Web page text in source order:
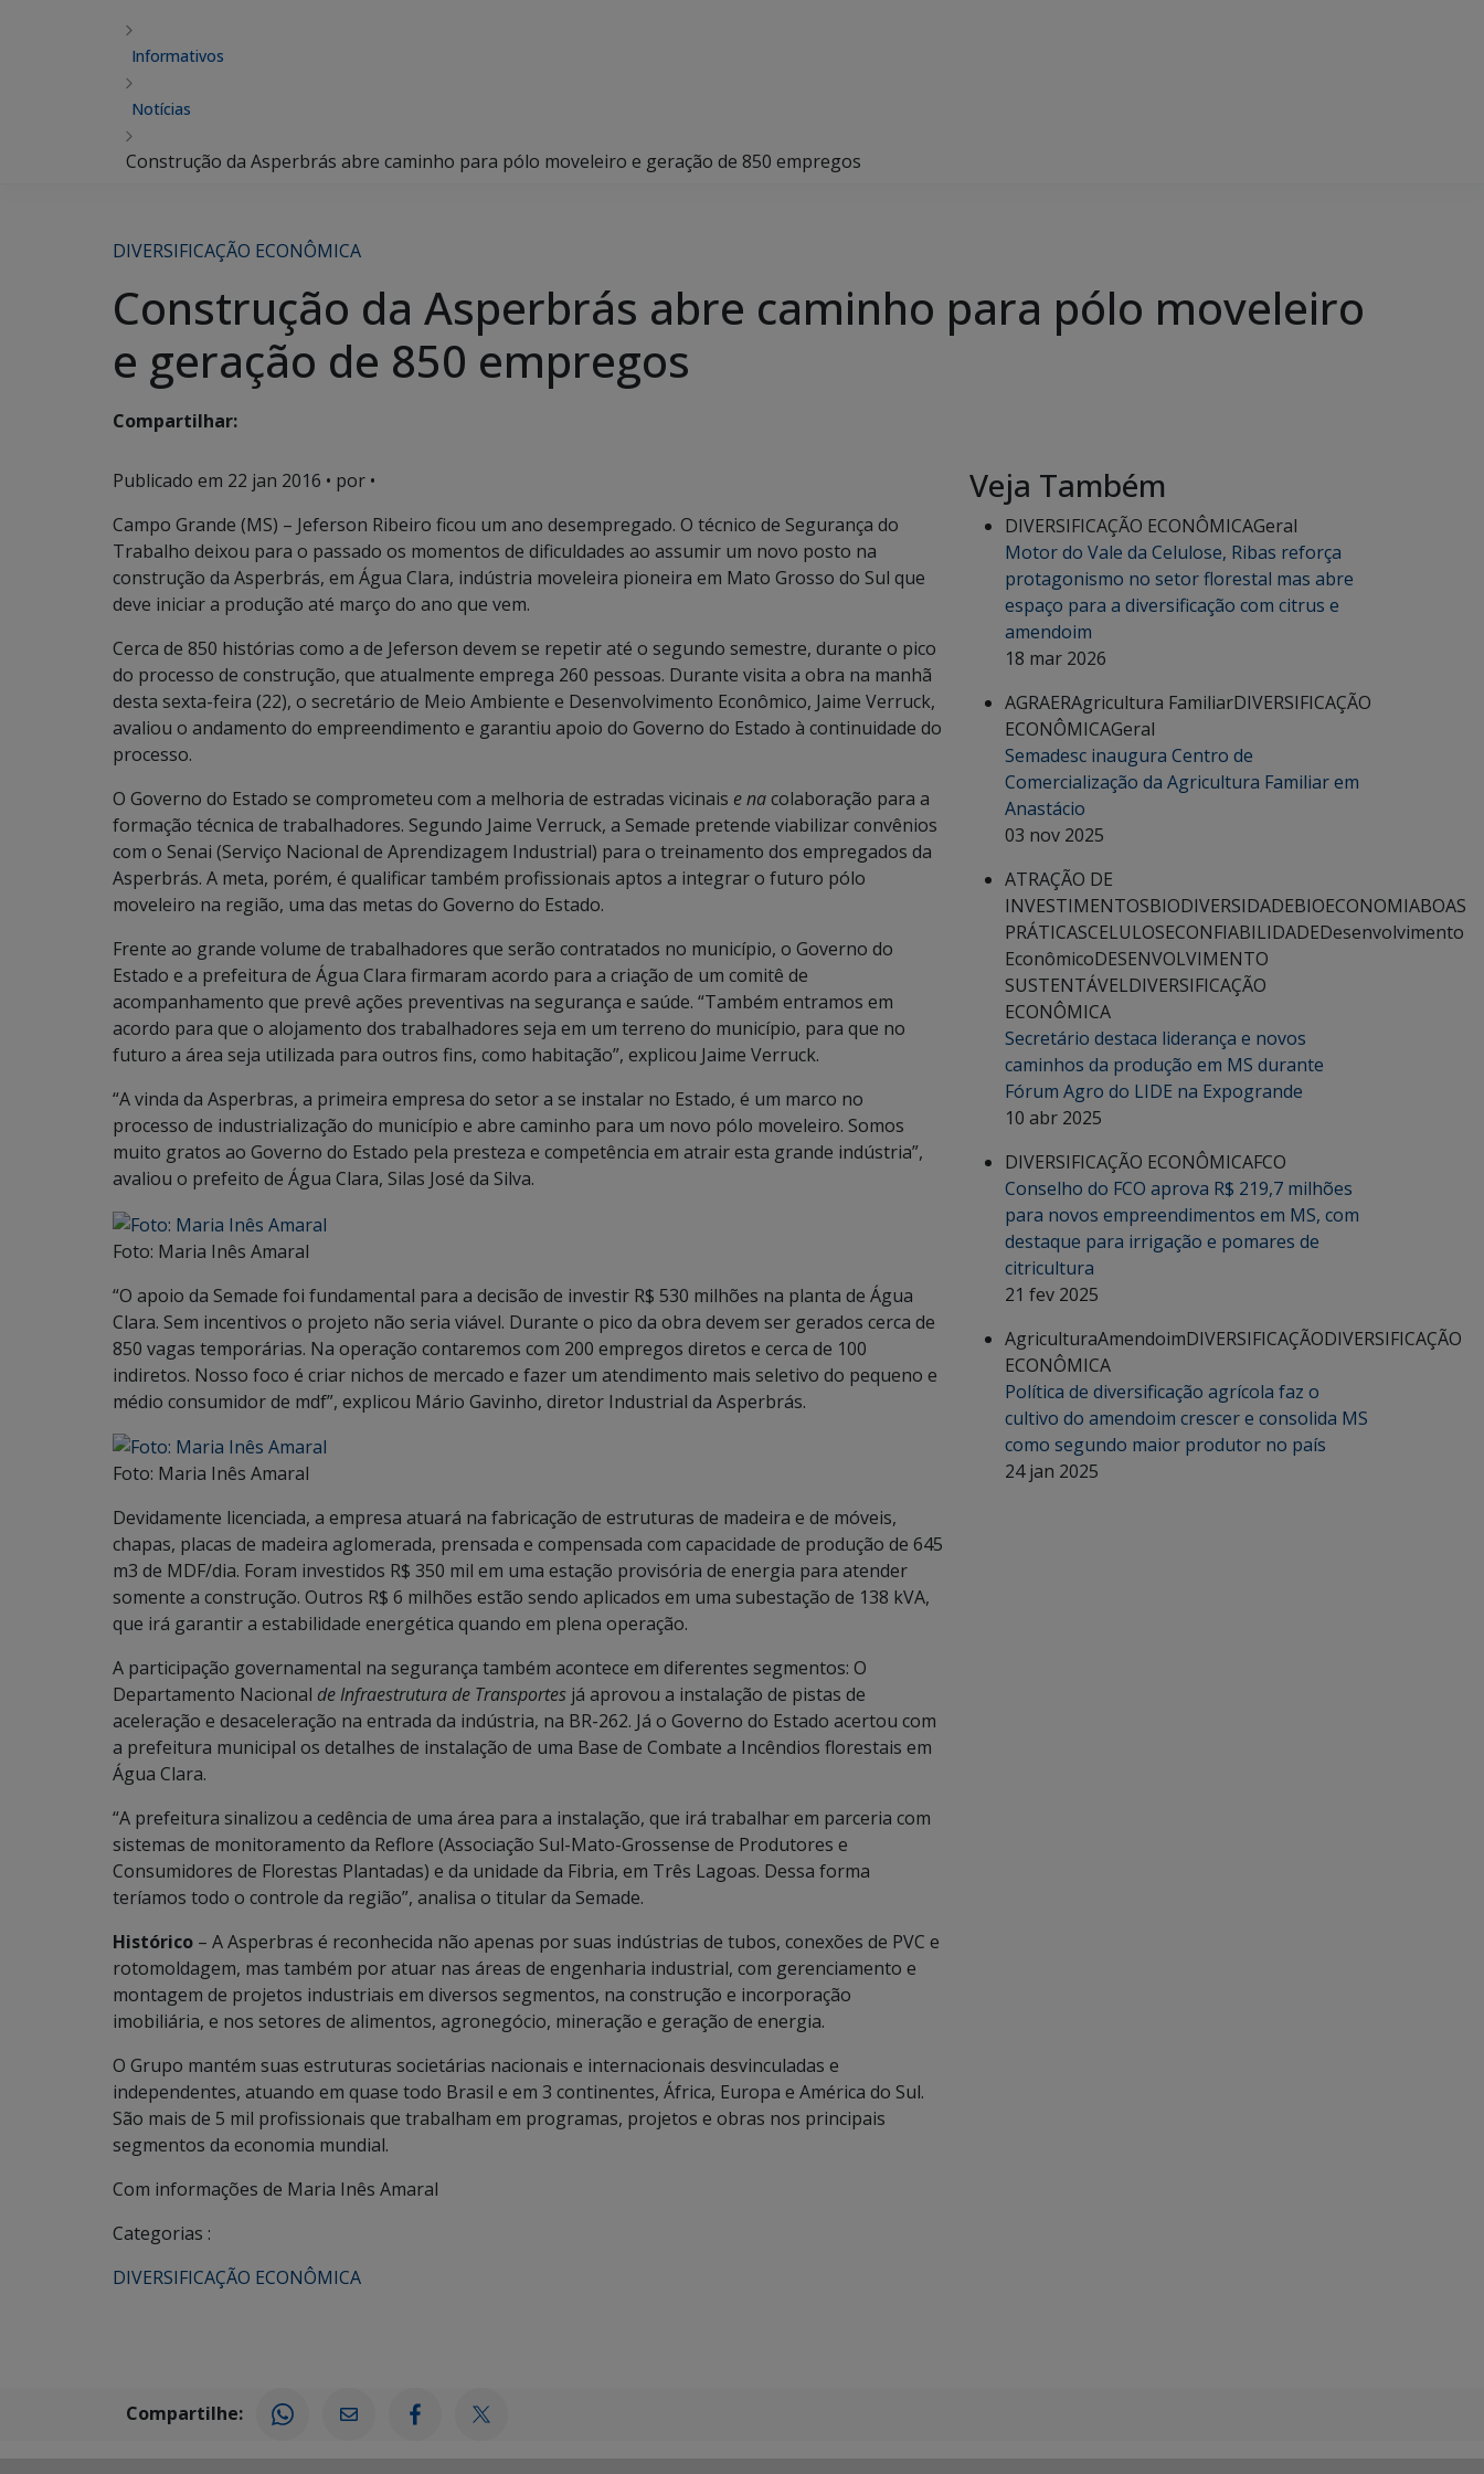
Informativos
Notícias
Construção da Asperbrás abre caminho para pólo moveleiro e geração de 850 empregos
DIVERSIFICAÇÃO ECONÔMICA
Construção da Asperbrás abre caminho para pólo moveleiro
e geração de 850 empregos
Compartilhar:
Publicado em 22 jan 2016 • por •
Campo Grande (MS) – Jeferson Ribeiro ficou um ano desempregado. O técnico de Segurança do
Trabalho deixou para o passado os momentos de dificuldades ao assumir um novo posto na
construção da Asperbrás, em Água Clara, indústria moveleira pioneira em Mato Grosso do Sul que
deve iniciar a produção até março do ano que vem.
Cerca de 850 histórias como a de Jeferson devem se repetir até o segundo semestre, durante o pico
do processo de construção, que atualmente emprega 260 pessoas. Durante visita a obra na manhã
desta sexta-feira (22), o secretário de Meio Ambiente e Desenvolvimento Econômico, Jaime Verruck,
avaliou o andamento do empreendimento e garantiu apoio do Governo do Estado à continuidade do
processo.
O Governo do Estado se comprometeu com a melhoria de estradas vicinais e nacolaboração para a
formação técnica de trabalhadores. Segundo Jaime Verruck, a Semade pretende viabilizar convênios
com o Senai (Serviço Nacional de Aprendizagem Industrial) para o treinamento dos empregados da
Asperbrás. A meta, porém, é qualificar também profissionais aptos a integrar o futuro pólo
moveleiro na região, uma das metas do Governo do Estado.
Frente ao grande volume de trabalhadores que serão contratados no município, o Governo do
Estado e a prefeitura de Água Clara firmaram acordo para a criação de um comitê de
acompanhamento que prevê ações preventivas na segurança e saúde. “Também entramos em
acordo para que o alojamento dos trabalhadores seja em um terreno do município, para que no
futuro a área seja utilizada para outros fins, como habitação”, explicou Jaime Verruck.
“A vinda da Asperbras, a primeira empresa do setor a se instalar no Estado, é um marco no
processo de industrialização do município e abre caminho para um novo pólo moveleiro. Somos
muito gratos ao Governo do Estado pela presteza e competência em atrair esta grande indústria”,
avaliou o prefeito de Água Clara, Silas José da Silva.
Foto: Maria Inês Amaral
“O apoio da Semade foi fundamental para a decisão de investir R$ 530 milhões na planta de Água
Clara. Sem incentivos o projeto não seria viável. Durante o pico da obra devem ser gerados cerca de
850 vagas temporárias. Na operação contaremos com 200 empregos diretos e cerca de 100
indiretos. Nosso foco é criar nichos de mercado e fazer um atendimento mais seletivo do pequeno e
médio consumidor de mdf”, explicou Mário Gavinho, diretor Industrial da Asperbrás.
Foto: Maria Inês Amaral
Devidamente licenciada, a empresa atuará na fabricação de estruturas de madeira e de móveis,
chapas, placas de madeira aglomerada, prensada e compensada com capacidade de produção de 645
m3 de MDF/dia. Foram investidos R$ 350 mil em uma estação provisória de energia para atender
somente a construção. Outros R$ 6 milhões estão sendo aplicados em uma subestação de 138 kVA,
que irá garantir a estabilidade energética quando em plena operação.
A participação governamental na segurança também acontece em diferentes segmentos: O
Departamento Nacional de Infraestrutura de Transportes já aprovou a instalação de pistas de
aceleração e desaceleração na entrada da indústria, na BR-262. Já o Governo do Estado acertou com
a prefeitura municipal os detalhes de instalação de uma Base de Combate a Incêndios florestais em
Água Clara.
“A prefeitura sinalizou a cedência de uma área para a instalação, que irá trabalhar em parceria com
sistemas de monitoramento da Reflore (Associação Sul-Mato-Grossense de Produtores e
Consumidores de Florestas Plantadas) e da unidade da Fibria, em Três Lagoas. Dessa forma
teríamos todo o controle da região”, analisa o titular da Semade.
Histórico – A Asperbras é reconhecida não apenas por suas indústrias de tubos, conexões de PVC e
rotomoldagem, mas também por atuar nas áreas de engenharia industrial, com gerenciamento e
montagem de projetos industriais em diversos segmentos, na construção e incorporação
imobiliária, e nos setores de alimentos, agronegócio, mineração e geração de energia.
O Grupo mantém suas estruturas societárias nacionais e internacionais desvinculadas e
independentes, atuando em quase todo Brasil e em 3 continentes, África, Europa e América do Sul.
São mais de 5 mil profissionais que trabalham em programas, projetos e obras nos principais
segmentos da economia mundial.
Com informações de Maria Inês Amaral
Categorias :
DIVERSIFICAÇÃO ECONÔMICA
Veja Também
DIVERSIFICAÇÃO ECONÔMICAGeral
Motor do Vale da Celulose, Ribas reforça
protagonismo no setor florestal mas abre
espaço para a diversificação com citrus e
amendoim
18 mar 2026
AGRAERAgricultura FamiliarDIVERSIFICAÇÃO
ECONÔMICAGeral
Semadesc inaugura Centro de
Comercialização da Agricultura Familiar em
Anastácio
03 nov 2025
ATRAÇÃO DE
INVESTIMENTOSBIODIVERSIDADEBIOECONOMIABOAS
PRÁTICASCELULOSECONFIABILIDADEDesenvolvimento
EconômicoDESENVOLVIMENTO
SUSTENTÁVELDIVERSIFICAÇÃO
ECONÔMICA
Secretário destaca liderança e novos
caminhos da produção em MS durante
Fórum Agro do LIDE na Expogrande
10 abr 2025
DIVERSIFICAÇÃO ECONÔMICAFCO
Conselho do FCO aprova R$ 219,7 milhões
para novos empreendimentos em MS, com
destaque para irrigação e pomares de
citricultura
21 fev 2025
AgriculturaAmendoimDIVERSIFICAÇÃODIVERSIFICAÇÃO
ECONÔMICA
Política de diversificação agrícola faz o
cultivo do amendoim crescer e consolida MS
como segundo maior produtor no país
24 jan 2025
Compartilhe: